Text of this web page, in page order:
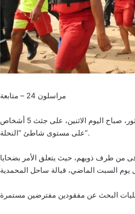
مراسلون 24 – متابعة
أفادت السلطات المحلية لعمالة مقاطعات سيدي البرنوصي أنه تم العثور، صباح اليوم الاثنين، على جثث 5 أشخاص
على مستوى شاطئ “النحلة”.
من طرف ذويهم، حيث يتعلق الأمر بضحايا